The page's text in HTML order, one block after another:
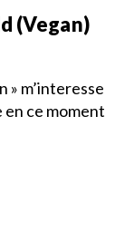
(Vegan)
» m’interesse
en ce moment